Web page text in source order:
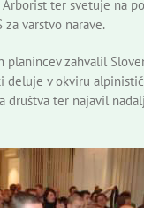
ter svetuje na
varstvo narave.
zahvalil
deluje v okviru
društva ter najavil